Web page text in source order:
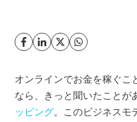
オンラインでお金を稼ぐこ
なら、きっと聞いたことが
ッピング。このビジネスモ